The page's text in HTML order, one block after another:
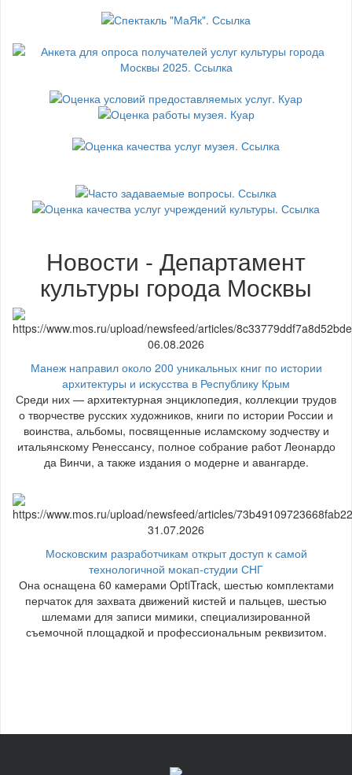
Новости - Департамент
культуры города Москвы
06.08.2026
Манеж направил около 200 уникальных книг по истории
архитектуры и искусства в Республику Крым
Среди них — архитектурная энциклопедия, коллекции трудов
о творчестве русских художников, книги по истории России и
воинства, альбомы, посвященные исламскому зодчеству и
итальянскому Ренессансу, полное собрание работ Леонардо
да Винчи, а также издания о модерне и авангарде.
31.07.2026
Московским разработчикам открыт доступ к самой
технологичной мокап-студии СНГ
Она оснащена 60 камерами OptiTrack, шестью комплектами
перчаток для захвата движений кистей и пальцев, шестью
шлемами для записи мимики, специализированной
съемочной площадкой и профессиональным реквизитом.